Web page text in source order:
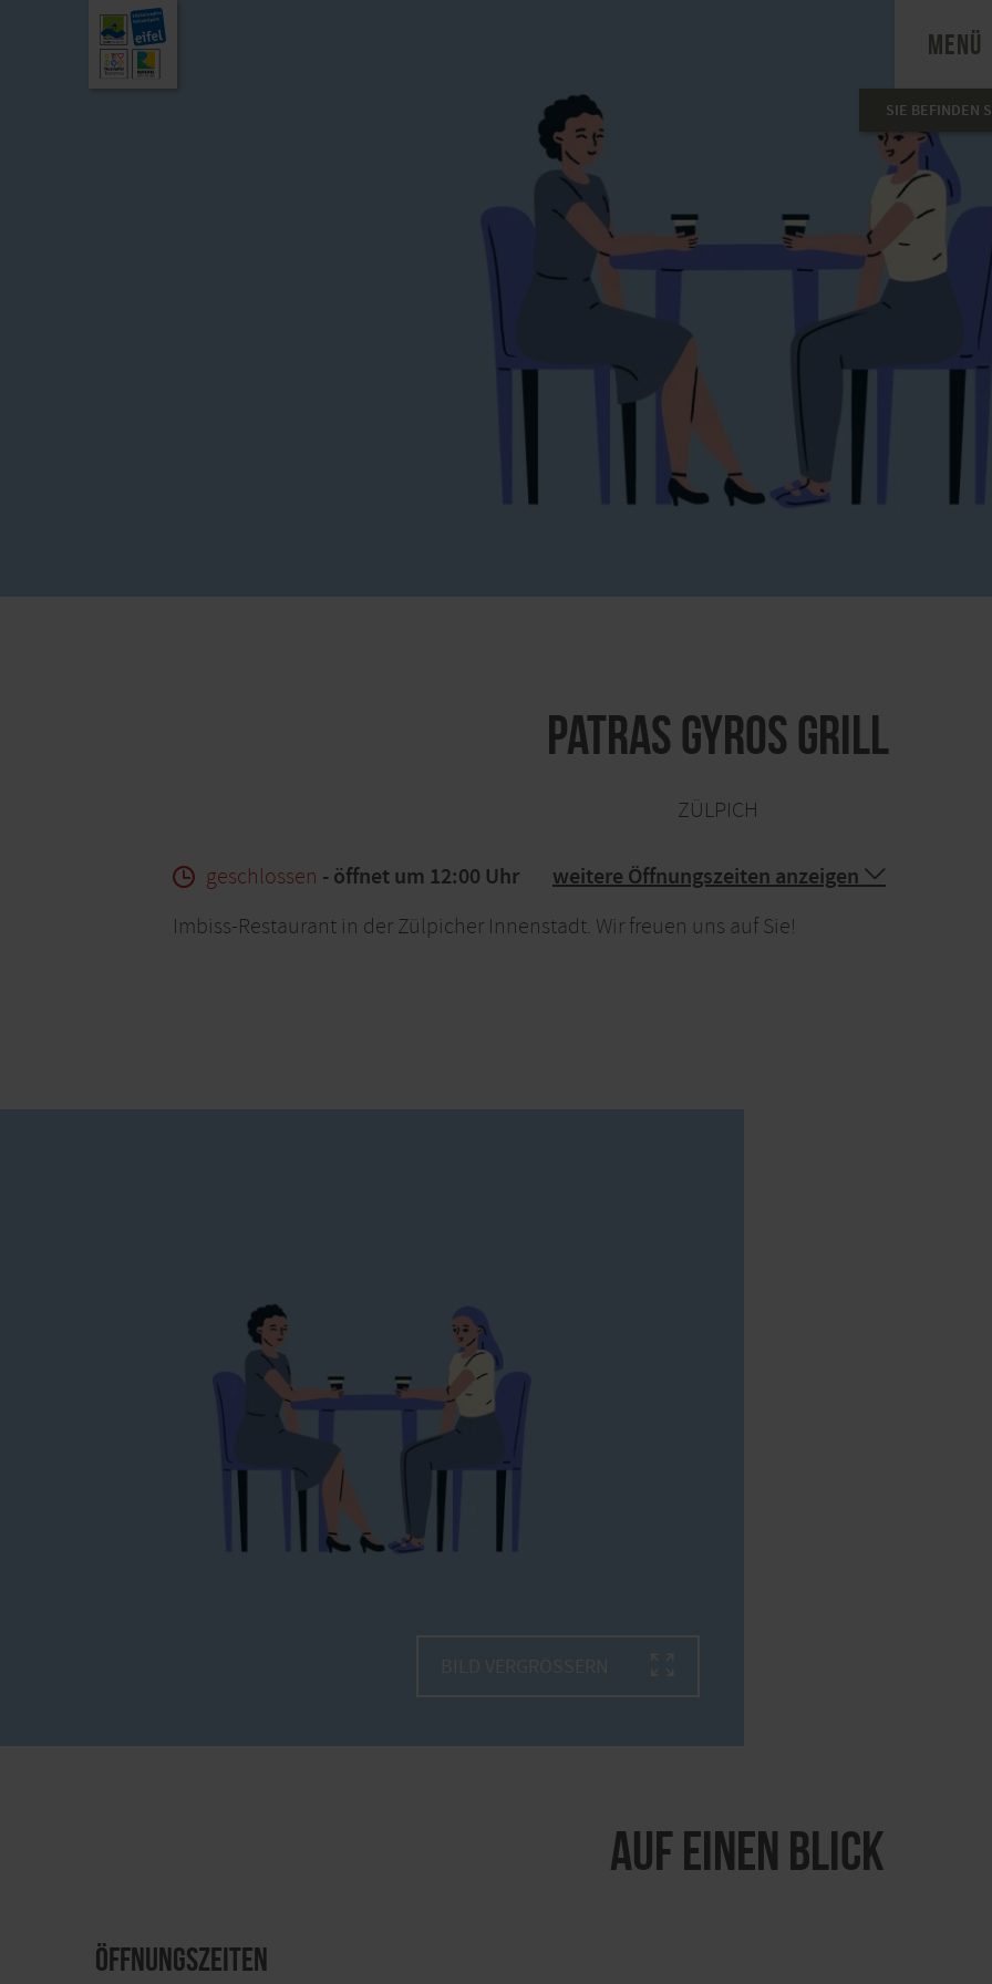
MENÜ
SIE BEFINDEN
Patras Gyros Grill
ZÜLPICH
geschlossen - öffnet um 12:00 Uhr weitere Öffnungszeiten anzeigen
Imbiss-Restaurant in der Zülpicher Innenstadt. Wir freuen uns auf Sie!
Auf einen Blick
Öffnungszeiten